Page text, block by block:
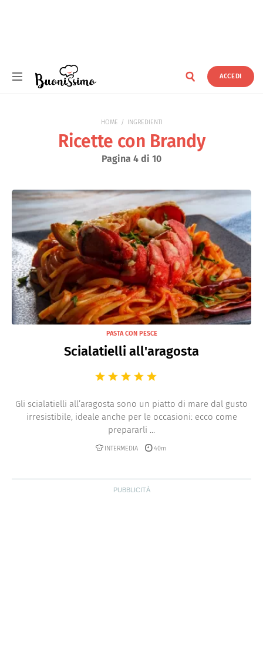
ACCEDI
HOME INGREDIENTI
Ricette con Brandy
Pagina 4 di 10
PASTA CON PESCE
Scialatielli all'aragosta
Gli scialatielli all’aragosta sono un piatto di mare dal gusto
irresistibile, ideale anche per le occasioni: ecco come
prepararli ...
INTERMEDIA 40m